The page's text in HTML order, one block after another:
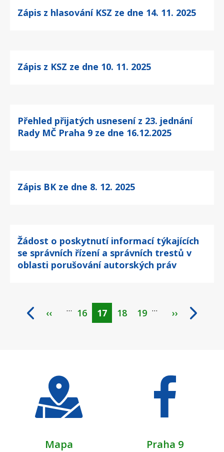
Zápis z hlasování KSZ ze dne 14. 11. 2025
Zápis z KSZ ze dne 10. 11. 2025
Přehled přijatých usnesení z 23. jednání
Rady MČ Praha 9 ze dne 16.12.2025
Zápis BK ze dne 8. 12. 2025
Žádost o poskytnutí informací týkajících
se správních řízení a správních trestů v
oblasti porušování autorských práv
Pagination
‹‹ … Page
16
Aktuální
17 Page
18 Page
19 … ››
Mapa
Praha 9